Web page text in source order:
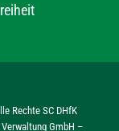
Rechte SC DHfK
GmbH –